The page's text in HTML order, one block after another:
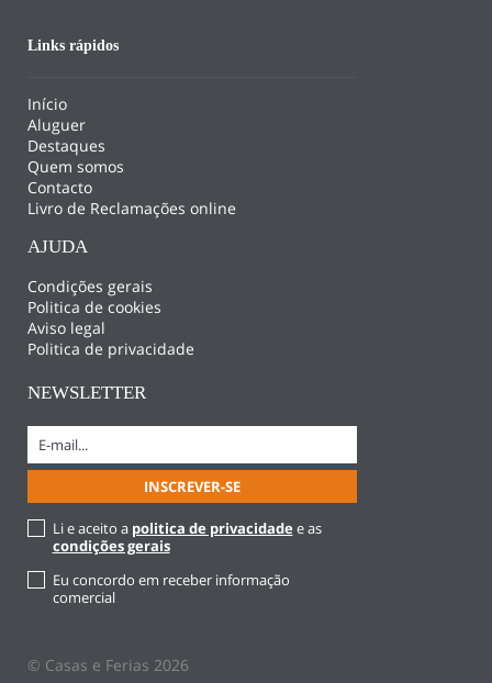
Links rápidos
Início
Aluguer
Destaques
Quem somos
Contacto
Livro de Reclamações online
AJUDA
Condições gerais
Politica de cookies
Aviso legal
Politica de privacidade
NEWSLETTER
Li e aceito a politica de privacidade e as
condições gerais
Eu concordo em receber informação
comercial
© Casas e Ferias 2026